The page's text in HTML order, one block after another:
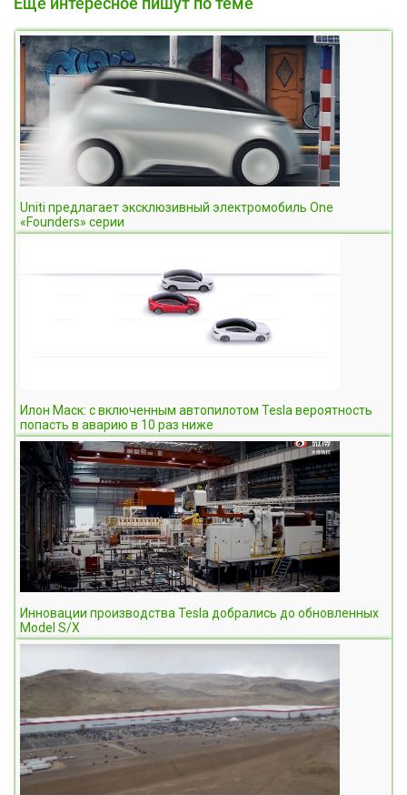
Uniti предлагает эксклюзивный электромобиль One
«Founders» серии
Илон Маск: с включенным автопилотом Tesla вероятность
попасть в аварию в 10 раз ниже
Инновации производства Tesla добрались до обновленных
Model S/X